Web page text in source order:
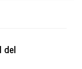
del